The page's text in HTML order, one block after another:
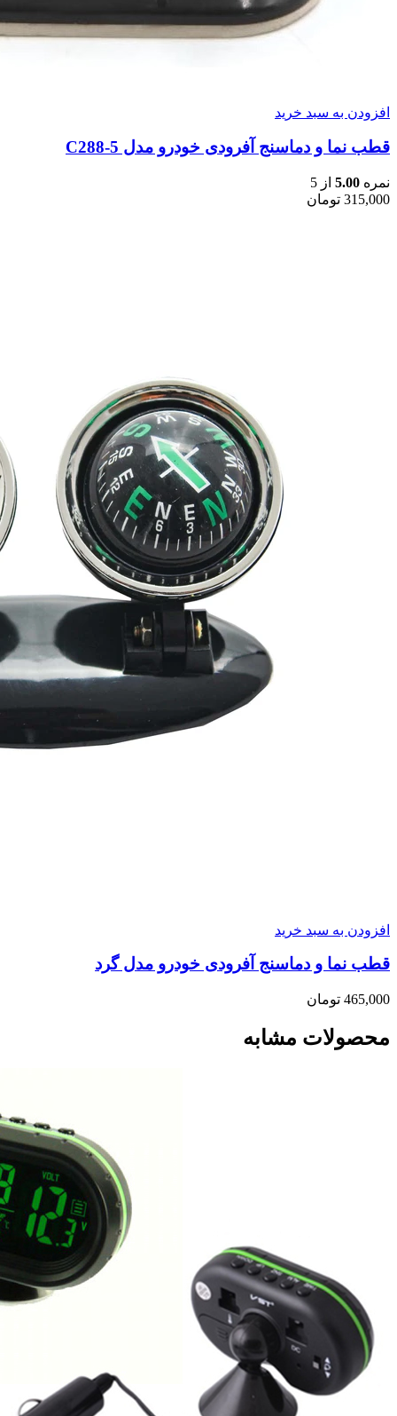
افزودن به سبد خرید
قطب نما و دماسنج آفرودی خودرو مدل C288-5
نمره 5.00 از 5
315,000 تومان
افزودن به سبد خرید
قطب نما و دماسنج آفرودی خودرو مدل گرد
465,000 تومان
محصولات مشابه